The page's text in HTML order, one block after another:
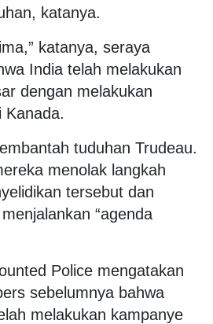
katanya.
katanya, seraya
India telah melakukan
dengan melakukan
Kanada.
tuduhan Trudeau.
menolak langkah
tersebut dan
“agenda
Police mengatakan
sebelumnya bahwa
melakukan kampanye